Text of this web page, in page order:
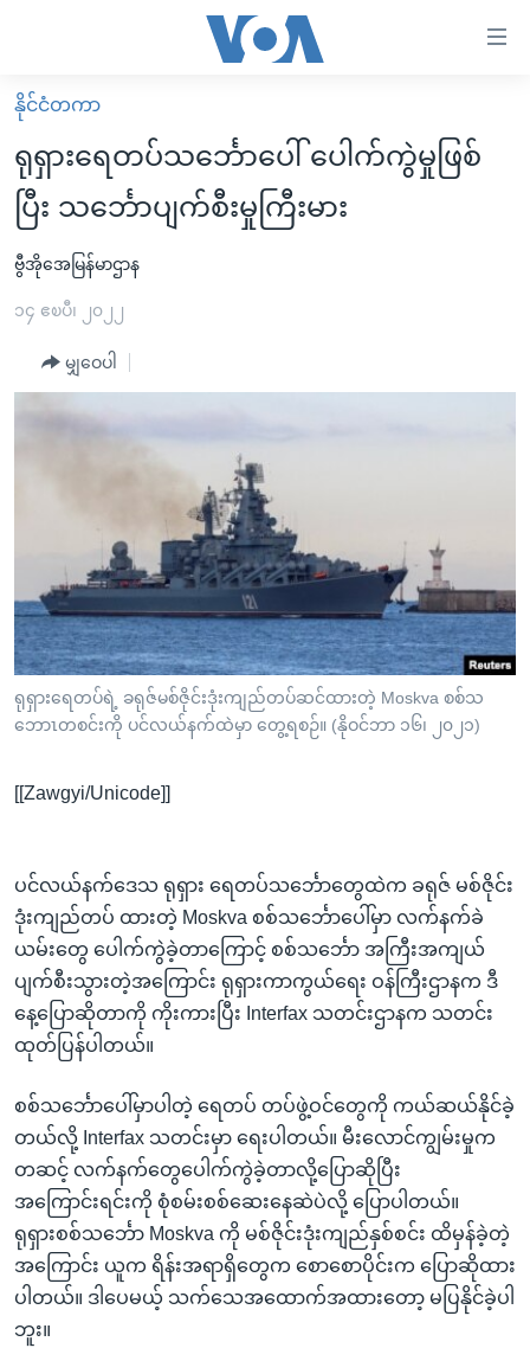
လွယ်ကူ
စေ
သည့်
Link
များ
ပင်မ
စာမျက်နှာ
ကျော်
ကြည့်
ရန်
ရန်
ကျော်
ရန်
မူလစာမျက်နှာ
မြန်မာ
ကမ္ဘာ့သတင်းများ
နိုင်ငံတကာ
အစ္စရေး-ပါလက်စတိုင်း
ဗွီဒီယို
အင်္ဂလိပ်စာလေ့လာမယ်
အမေရိကန်သုံးအီဒီယံ
ရုပ်ရှင်ထဲက အင်္ဂလိပ်စာ
သုတပဒေသာ အင်္ဂလိပ်စာ
အပတ်စဉ်ကဏ္ဍများ
ရေဒီယိုနှင့်ရုပ်သံ အချက်အလက်များ
ရေဒီယို/တီဗွီအစီအစဉ်
Learning English
ဗွီအိုအေ လူမှုကွန်ယက်များ
နိုင်ငံတကာ
ရုရှားရေတပ်သင်္ဘောပေါ် ပေါက်ကွဲမှုဖြစ်
ပြီး သင်္ဘောပျက်စီးမှုကြီးမား
ဗွီအိုအေမြန်မာဌာန
၁၄ ဧၿပီ၊ ၂၀၂၂
မျှဝေပါ
ရုရှားရေတပ်ရဲ့ ခရုဇ်မစ်ဇိုင်းဒုံးကျည်တပ်ဆင်ထားတဲ့ Moskva စစ်သ
ဘောၤတစင်းကို ပင်လယ်နက်ထဲမှာ တွေ့ရစဉ်။ (နိုဝင်ဘာ ၁၆၊ ၂၀၂၁)
[[Zawgyi/Unicode]]
ပင်လယ်နက်ဒေသ ရုရှား ရေတပ်သင်္ဘောတွေထဲက ခရုဇ် မစ်ဇိုင်း
ဒုံးကျည်တပ် ထားတဲ့ Moskva စစ်သင်္ဘောပေါ်မှာ လက်နက်ခဲ
ယမ်းတွေ ပေါက်ကွဲခဲ့တာကြောင့် စစ်သင်္ဘော အကြီးအကျယ်
ပျက်စီးသွားတဲ့အကြောင်း ရုရှားကာကွယ်ရေး ဝန်ကြီးဌာနက ဒီ
နေ့ပြောဆိုတာကို ကိုးကားပြီး Interfax သတင်းဌာနက သတင်း
ထုတ်ပြန်ပါတယ်။
စစ်သင်္ဘောပေါ်မှာပါတဲ့ ရေတပ် တပ်ဖွဲ့ဝင်တွေကို ကယ်ဆယ်နိုင်ခဲ့
တယ်လို့ Interfax သတင်းမှာ ရေးပါတယ်။ မီးလောင်ကျွမ်းမှုက
တဆင့် လက်နက်တွေပေါက်ကွဲခဲ့တာလို့ပြောဆိုပြီး
အကြောင်းရင်းကို စုံစမ်းစစ်ဆေးနေဆဲပဲလို့ ပြောပါတယ်။
ရုရှားစစ်သင်္ဘော Moskva ကို မစ်ဇိုင်းဒုံးကျည်နှစ်စင်း ထိမှန်ခဲ့တဲ့
အကြောင်း ယူက ရိန်းအရာရှိတွေက စောစောပိုင်းက ပြောဆိုထား
ပါတယ်။ ဒါပေမယ့် သက်သေအထောက်အထားတော့ မပြနိုင်ခဲ့ပါ
ဘူး။